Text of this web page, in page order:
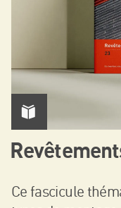
Ce fascicule